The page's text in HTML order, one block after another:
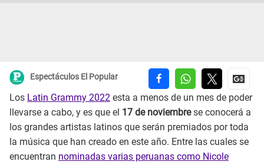
Espectáculos El Popular
Los Latin Grammy 2022 esta a menos de un mes de poder
llevarse a cabo, y es que el 17 de noviembrese conocerá a
los grandes artistas latinos que serán premiados por toda
la música que han creado en este año. Entre las cuales se
encuentran nominadas varias peruanas como Nicole